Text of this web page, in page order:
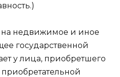
на недвижимое и иное
государственной
у лица, приобретшего